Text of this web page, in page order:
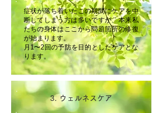
症状が落ち着いたこの期間にケアを中
断してしまう方は多いですが、本来私
たちの身体はここから問題箇所の修復
が始まります。
月1〜2回の予防を目的としたケアとな
ります。
3. ウェルネスケア